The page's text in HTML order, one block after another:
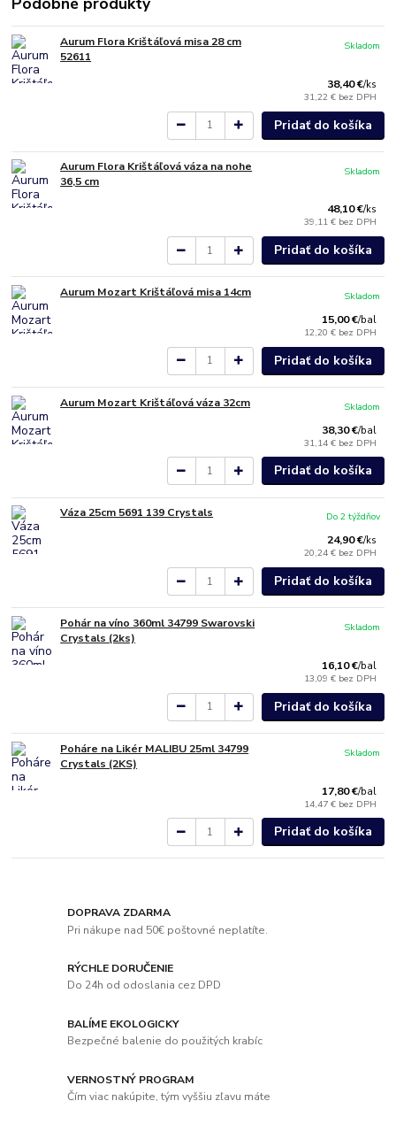
Aurum Flora Krištáľová misa 28 cm
52611
38,40 €/ks
31,22 € bez DPH
Skladom
Pridať do košíka
Aurum Flora Krištáľová váza na nohe
36,5 cm
48,10 €/ks
39,11 € bez DPH
Skladom
Pridať do košíka
Aurum Mozart Krištáľová misa 14cm
15,00 €/bal
12,20 € bez DPH
Skladom
Pridať do košíka
Aurum Mozart Krištáľová váza 32cm
38,30 €/bal
31,14 € bez DPH
Skladom
Pridať do košíka
Váza 25cm 5691 139 Crystals
24,90 €/ks
20,24 € bez DPH
Do 2 týždňov
Pridať do košíka
Pohár na víno 360ml 34799 Swarovski
Crystals (2ks)
16,10 €/bal
13,09 € bez DPH
Skladom
Pridať do košíka
Poháre na Likér MALIBU 25ml 34799
Crystals (2KS)
17,80 €/bal
14,47 € bez DPH
Skladom
Pridať do košíka
DOPRAVA ZDARMA
Pri nákupe nad 50€ poštovné neplatíte.
RÝCHLE DORUČENIE
Do 24h od odoslania cez DPD
BALÍME EKOLOGICKY
Bezpečné balenie do použitých krabíc
VERNOSTNÝ PROGRAM
Čím viac nakúpite, tým vyššiu zľavu máte